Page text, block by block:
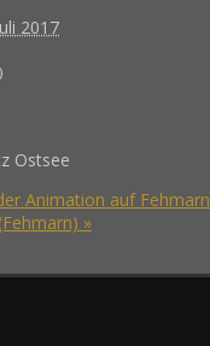
2017
Ostsee
Animation auf Fehmarn
»